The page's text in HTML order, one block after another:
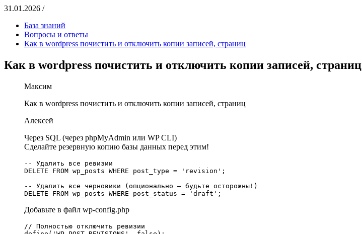
31.01.2026 /
База знаний
Вопросы и ответы
Как в wordpress почистить и отключить копии записей, страниц
Как в wordpress почистить и отключить копии записей, страниц
Максим
Как в wordpress почистить и отключить копии записей, страниц
Алексей
Через SQL (через phpMyAdmin или WP CLI)
Сделайте резервную копию базы данных перед этим!
-- Удалить все ревизии
DELETE FROM wp_posts WHERE post_type = 'revision';
-- Удалить все черновики (опционально — будьте осторожны!)
Добавьте в файл wp-config.php
// Полностью отключить ревизии